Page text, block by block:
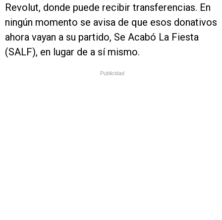
Revolut, donde puede recibir transferencias. En
ningún momento se avisa de que esos donativos
ahora vayan a su partido, Se Acabó La Fiesta
(SALF), en lugar de a sí mismo.
Publicidad